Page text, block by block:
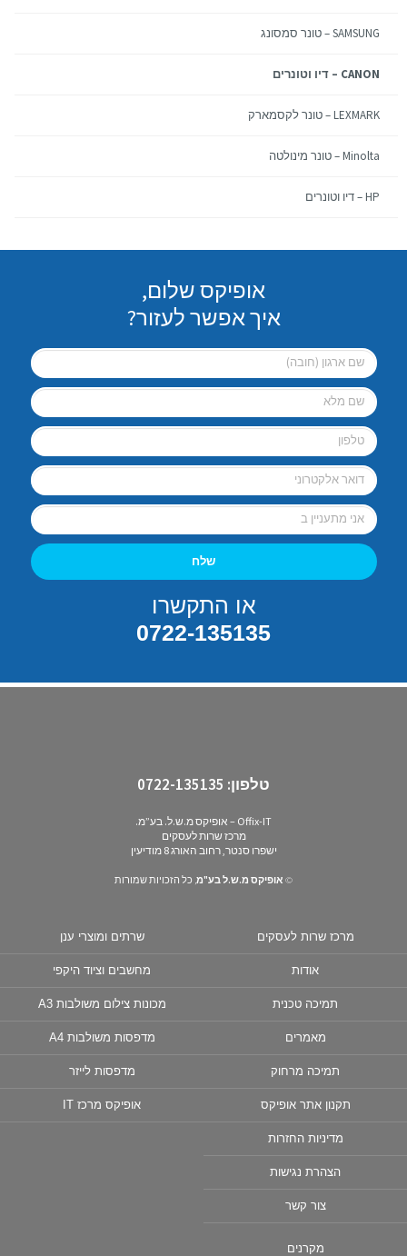
SAMSUNG – טונר סמסונג
CANON – דיו וטונרים
LEXMARK – טונר לקסמארק
Minolta – טונר מינולטה
HP – דיו וטונרים
אופיקס שלום,
איך אפשר לעזור?
שלח
או התקשרו
0722-135135
טלפון: 0722-135135
Offix-IT – אופיקס מ.ש.ל. בע”מ.
מרכז שרות לעסקים
ישפרו סנטר, רחוב האורג 8 מודיעין
© אופיקס מ.ש.ל בע"מ , כל הזכויות שמורות
מרכז שרות לעסקים
אודות
תמיכה טכנית
מאמרים
תמיכה מרחוק
תקנון אתר אופיקס
מדיניות החזרות
הצהרת נגישות
צור קשר
שרתים ומוצרי ענן
מחשבים וציוד היקפי
מכונות צילום משולבות A3
מדפסות משולבות A4
מדפסות לייזר
אופיקס מרכז IT
מקרנים